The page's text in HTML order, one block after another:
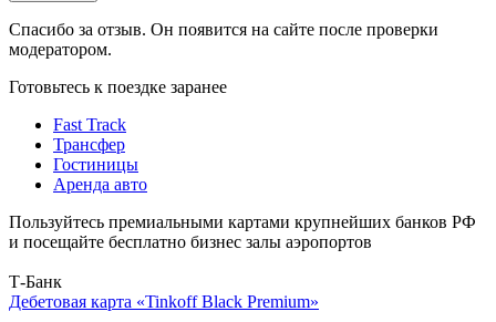
Спасибо за отзыв. Он появится на сайте после проверки
модератором.
Готовьтесь к поездке заранее
Fast Track
Трансфер
Гостиницы
Аренда авто
Пользуйтесь премиальными картами крупнейших банков РФ
и посещайте бесплатно бизнес залы аэропортов
Т-Банк
Дебетовая карта «Tinkoff Black Premium»